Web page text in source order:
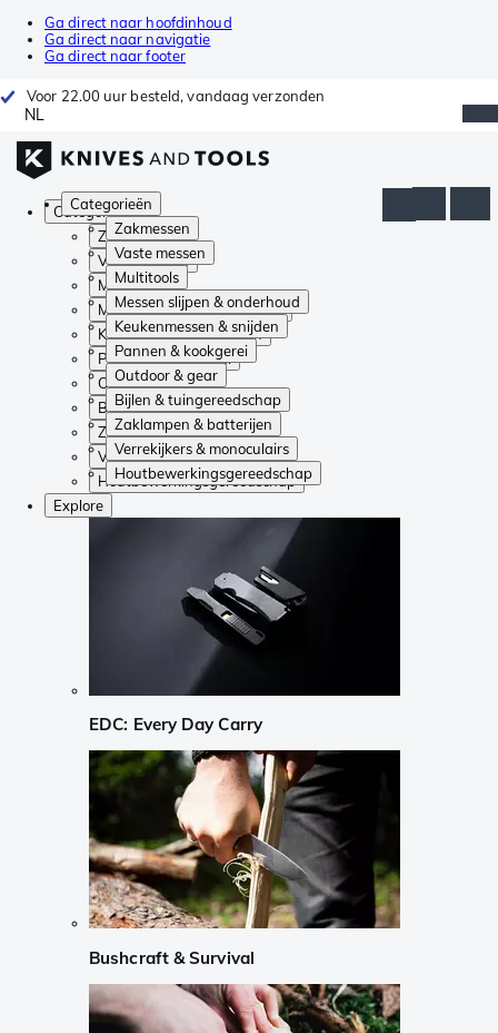
Ga direct naar hoofdinhoud
Ga direct naar navigatie
Ga direct naar footer
Voor 22.00 uur besteld, vandaag verzonden
NL
Categorieën
Zakmessen
Vaste messen
Multitools
Messen slijpen & onderhoud
Keukenmessen & snijden
Pannen & kookgerei
Outdoor & gear
Bijlen & tuingereedschap
Zaklampen & batterijen
Verrekijkers & monoculairs
Houtbewerkingsgereedschap
Categorieën
Zakmessen
Vaste messen
Multitools
Messen slijpen & onderhoud
Keukenmessen & snijden
Pannen & kookgerei
Outdoor & gear
Bijlen & tuingereedschap
Zaklampen & batterijen
Verrekijkers & monoculairs
Houtbewerkingsgereedschap
Explore
EDC: Every Day Carry
Bushcraft & Survival